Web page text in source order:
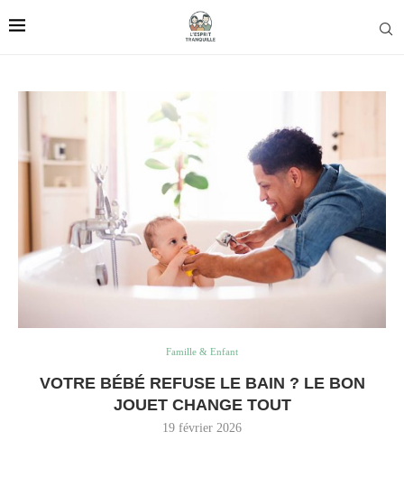
Famille & Enfant
VOTRE BÉBÉ REFUSE LE BAIN ? LE BON
JOUET CHANGE TOUT
19 février 2026